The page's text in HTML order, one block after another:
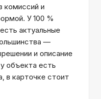
комиссий и
У 100 %
актуальные
—
и описание
объекта есть
в карточке стоит